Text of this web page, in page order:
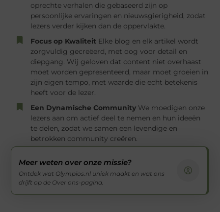
oprechte verhalen die gebaseerd zijn op
persoonlijke ervaringen en nieuwsgierigheid, zodat
lezers verder kijken dan de oppervlakte.
Focus op Kwaliteit Elke blog en elk artikel wordt
zorgvuldig gecreëerd, met oog voor detail en
diepgang. Wij geloven dat content niet overhaast
moet worden gepresenteerd, maar moet groeien in
zijn eigen tempo, met waarde die echt betekenis
heeft voor de lezer.
Een Dynamische Community We moedigen onze
lezers aan om actief deel te nemen en hun ideeën
te delen, zodat we samen een levendige en
betrokken community creëren.
Meer weten over onze missie?
Ontdek wat Olympios.nl uniek maakt en wat ons
drijft op de Over ons-pagina.